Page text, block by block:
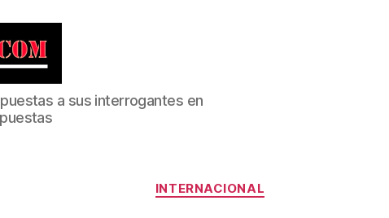
a sus interrogantes en
Categorías
INTERNACIONAL